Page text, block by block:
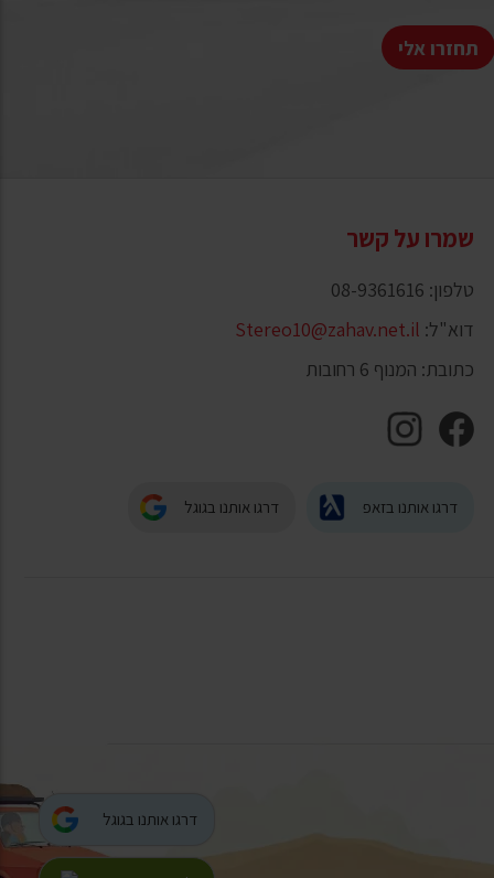
תחזרו אלי
שמרו על קשר
טלפון: 08-9361616
דוא"ל: Stereo10@zahav.net.il
כתובת: המנוף 6 רחובות
דרגו אותנו בזאפ דרגו אותנו בגוגל
דרגו אותנו בגוגל